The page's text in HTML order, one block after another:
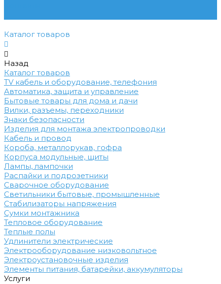
Каталог товаров
Назад
Каталог товаров
TV кабель и оборудование, телефония
Автоматика, защита и управление
Бытовые товары для дома и дачи
Вилки, разъемы, переходники
Знаки безопасности
Изделия для монтажа электропроводки
Кабель и провод
Короба, металлорукав, гофра
Корпуса модульные, щиты
Лампы, лампочки
Распайки и подрозетники
Сварочное оборудование
Светильники бытовые, промышленные
Стабилизаторы напряжения
Сумки монтажника
Тепловое оборудование
Теплые полы
Удлинители электрические
Электрооборудование низковольтное
Электроустановочные изделия
Элементы питания, батарейки, аккумуляторы
Услуги